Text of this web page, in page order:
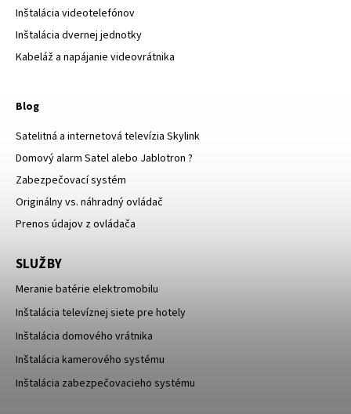
Inštalácia videotelefónov
Inštalácia dvernej jednotky
Kabeláž a napájanie videovrátnika
Blog
Satelitná a internetová televízia Skylink
Domový alarm Satel alebo Jablotron ?
Zabezpečovací systém
Originálny vs. náhradný ovládač
Prenos údajov z ovládača
SLUŽBY
Meranie batérie elektromobilu
Inštalácia televíznej siete pre hotely
Inštalácia domového vrátnika
Inštalácia kamerového systému
Inštalácia zabezpečovacieho systému